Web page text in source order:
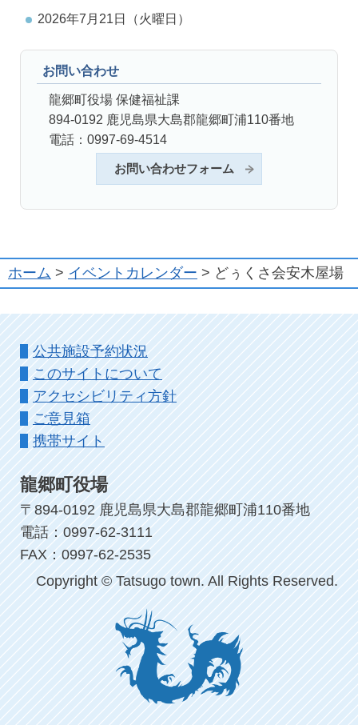
2026年7月21日（火曜日）
お問い合わせ
龍郷町役場 保健福祉課
894-0192 鹿児島県大島郡龍郷町浦110番地
電話：0997-69-4514
お問い合わせフォーム
ホーム > イベントカレンダー > どぅくさ会安木屋場
公共施設予約状況
このサイトについて
アクセシビリティ方針
ご意見箱
携帯サイト
龍郷町役場
〒894-0192 鹿児島県大島郡龍郷町浦110番地
電話：0997-62-3111
FAX：0997-62-2535
Copyright © Tatsugo town. All Rights Reserved.